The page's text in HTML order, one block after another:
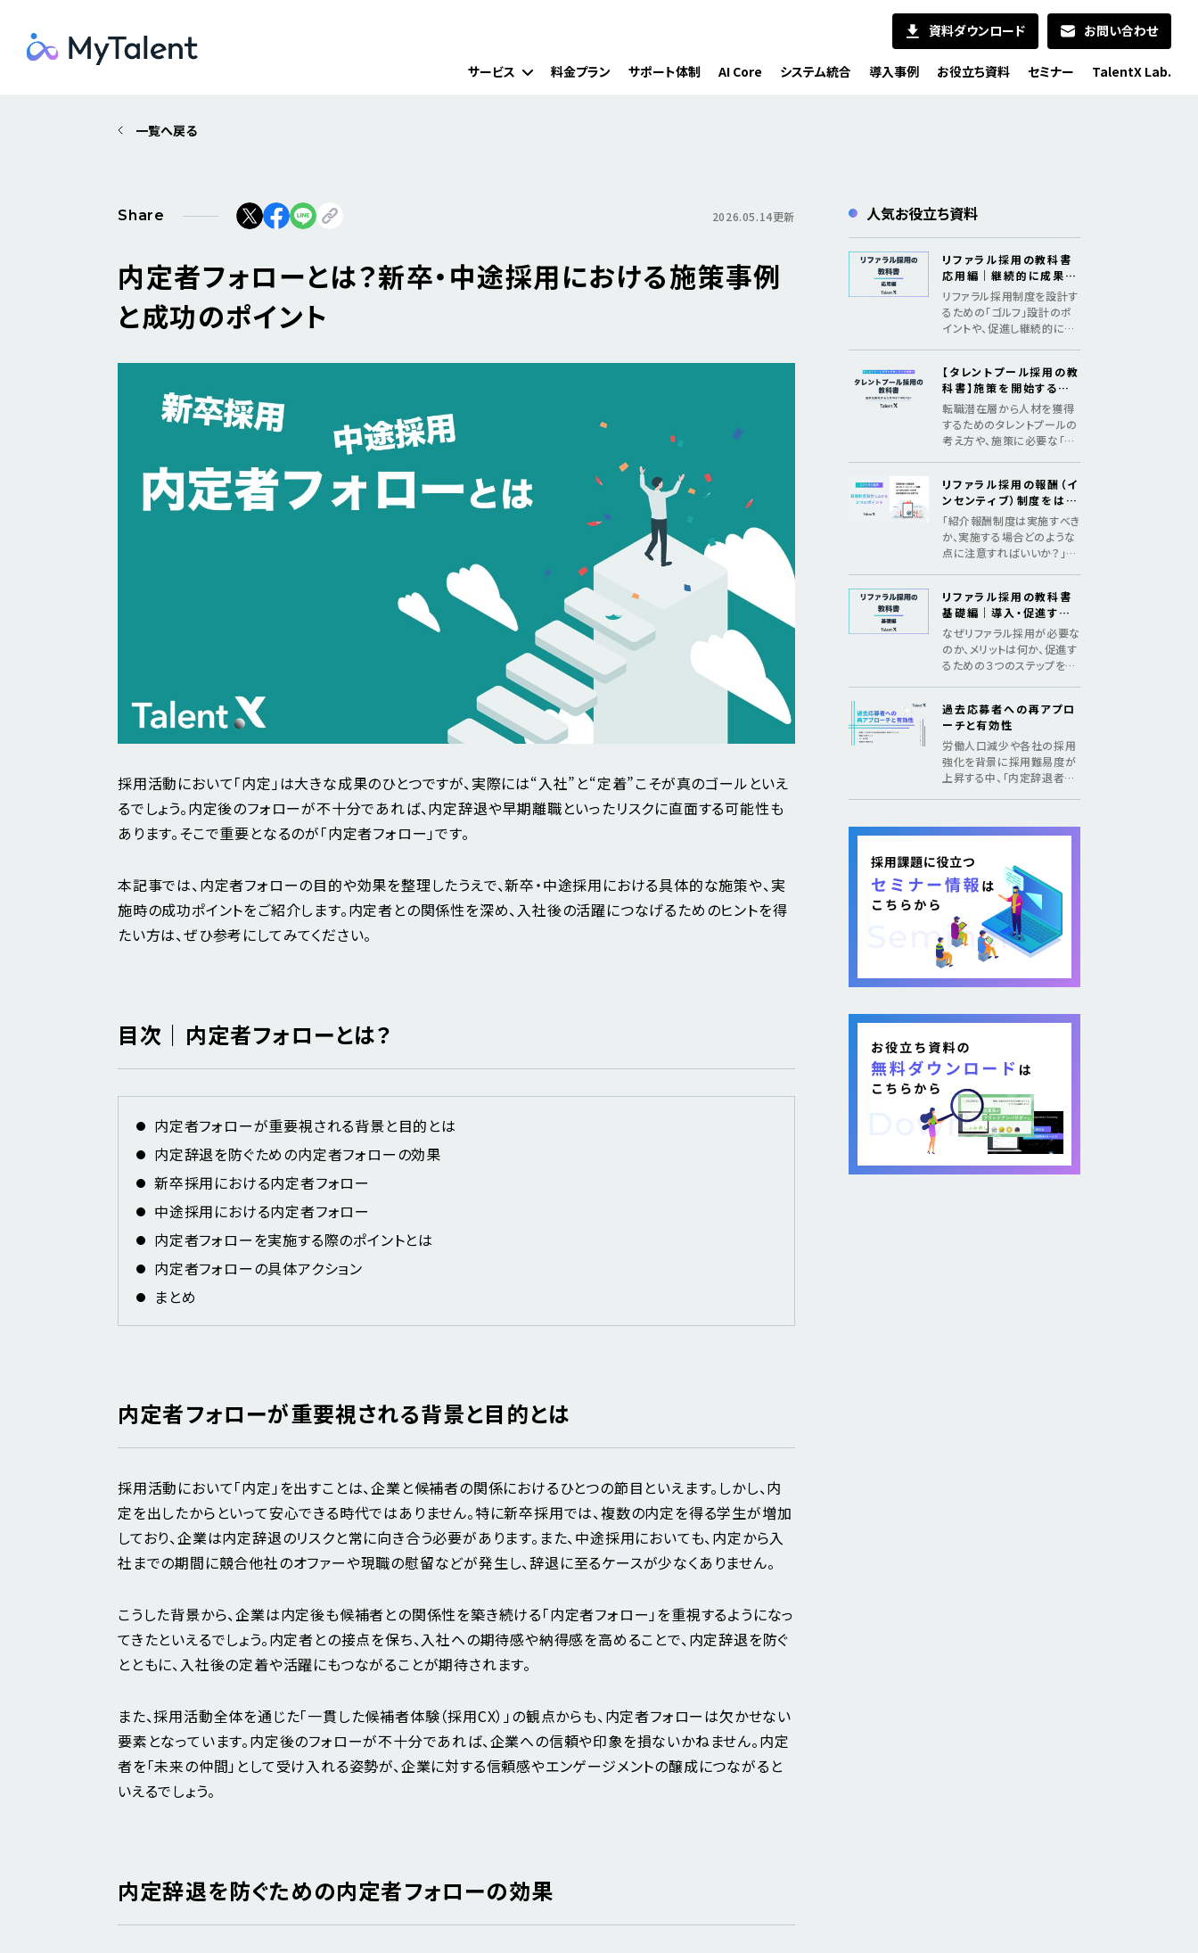
資料ダウンロード お問い合わせ
サービス 料金プラン サポート体制 AI Core システム統合 導入事例 お役立ち資料 セミナー TalentX Lab.
一覧へ戻る
2026.05.14更新
Share
内定者フォローとは？新卒・中途採用における施策事例
と成功のポイント
採用活動において「内定」は大きな成果のひとつですが、実際には“入社”と“定着”こそが真のゴールといえ
るでしょう。内定後のフォローが不十分であれば、内定辞退や早期離職といったリスクに直面する可能性も
あります。そこで重要となるのが「内定者フォロー」です。
本記事では、内定者フォローの目的や効果を整理したうえで、新卒・中途採用における具体的な施策や、実
施時の成功ポイントをご紹介します。内定者との関係性を深め、入社後の活躍につなげるためのヒントを得
たい方は、ぜひ参考にしてみてください。
目次｜内定者フォローとは？
内定者フォローが重要視される背景と目的とは
内定辞退を防ぐための内定者フォローの効果
新卒採用における内定者フォロー
中途採用における内定者フォロー
内定者フォローを実施する際のポイントとは
内定者フォローの具体アクション
まとめ
内定者フォローが重要視される背景と目的とは
採用活動において「内定」を出すことは、企業と候補者の関係におけるひとつの節目といえます。しかし、内
定を出したからといって安心できる時代ではありません。特に新卒採用では、複数の内定を得る学生が増加
しており、企業は内定辞退のリスクと常に向き合う必要があります。また、中途採用においても、内定から入
社までの期間に競合他社のオファーや現職の慰留などが発生し、辞退に至るケースが少なくありません。
こうした背景から、企業は内定後も候補者との関係性を築き続ける「内定者フォロー」を重視するようになっ
てきたといえるでしょう。内定者との接点を保ち、入社への期待感や納得感を高めることで、内定辞退を防ぐ
とともに、入社後の定着や活躍にもつながることが期待されます。
また、採用活動全体を通じた「一貫した候補者体験（採用CX）」の観点からも、内定者フォローは欠かせない
要素となっています。内定後のフォローが不十分であれば、企業への信頼や印象を損ないかねません。内定
者を「未来の仲間」として受け入れる姿勢が、企業に対する信頼感やエンゲージメントの醸成につながると
いえるでしょう。
内定辞退を防ぐための内定者フォローの効果
人気お役立ち資料
リファラル採用の教科書
応用編｜継続的に成果を
出すためのメソッド
リファラル採用制度を設計す
るための「ゴルフ」設計のポ
イントや、促進し継続的に採
フレームワークを紹介
【タレントプール採用の教
科書】施策を開始するた
めの3つのSTEP
転職潜在層から人材を獲得
するためのタレントプールの
考え方や、施策に必要な「デ
化
リファラル採用の報酬（イ
ンセンティブ）制度をはじ
めとした、制度設計のポイ
ント
「紹介報酬制度は実施すべき
か、実施する場合どのような
点に注意すればいいか？」法
リファラル採用の教科書
基礎編｜導入・促進する
ためのメソッド
なぜリファラル採用が必要な
のか、メリットは何か、促進す
るための３つのステップを紹
過去応募者への再アプロ
ーチと有効性
労働人口減少や各社の採用
強化を背景に採用難易度が
上昇する中、「内定辞退者・
ています。 そのような疑問が
各社が取り組む背景から期
待できるメリット、 […]